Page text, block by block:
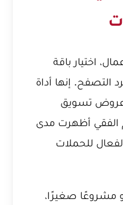
اختيار باقة
التصفح. إنها أداة
عروض تسويق
الفقي أظهرت مدى
للحملات
مشروعًا صغيرًا،